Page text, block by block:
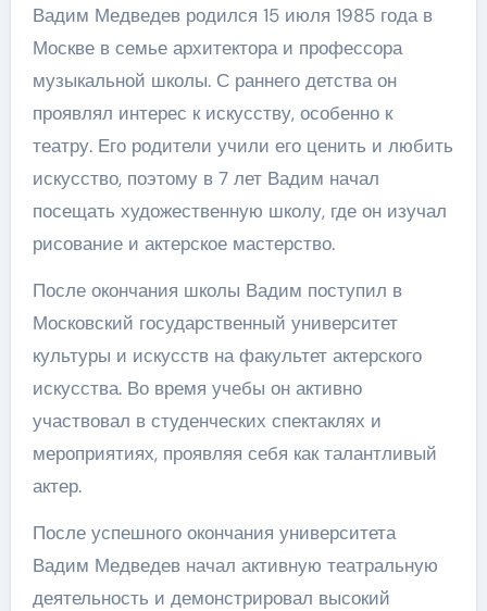
Вадим Медведев родился 15 июля 1985 года в
Москве в семье архитектора и профессора
музыкальной школы. С раннего детства он
проявлял интерес к искусству, особенно к
театру. Его родители учили его ценить и любить
искусство, поэтому в 7 лет Вадим начал
посещать художественную школу, где он изучал
рисование и актерское мастерство.
После окончания школы Вадим поступил в
Московский государственный университет
культуры и искусств на факультет актерского
искусства. Во время учебы он активно
участвовал в студенческих спектаклях и
мероприятиях, проявляя себя как талантливый
актер.
После успешного окончания университета
Вадим Медведев начал активную театральную
деятельность и демонстрировал высокий